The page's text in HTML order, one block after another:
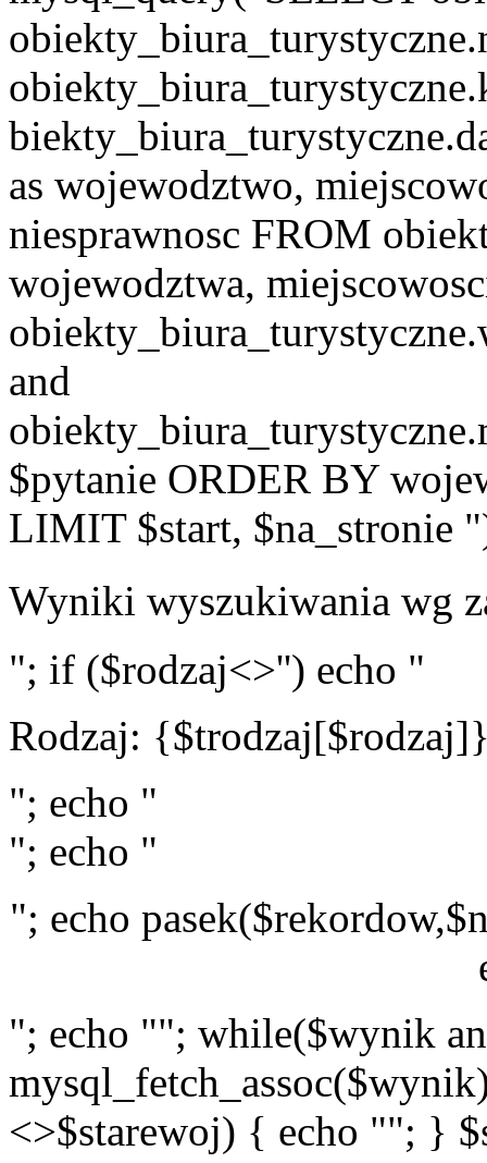
as wojewodztwo,
niesprawnosc FROM
wojewodztwa,
and
$pytanie ORDER BY
LIMIT $start, $na_stronie
Wyniki wyszukiwania wg
"; if ($rodzaj<>'') echo "
Rodzaj:
"; echo "
"; echo "
"; echo
"; echo ""; while($wynik
<>$starewoj) { echo ""; }